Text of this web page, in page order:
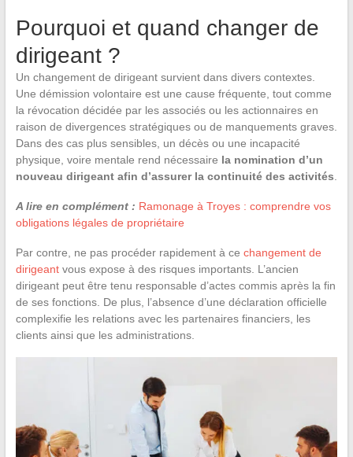
Pourquoi et quand changer de
dirigeant ?
Un changement de dirigeant survient dans divers contextes.
Une démission volontaire est une cause fréquente, tout comme
la révocation décidée par les associés ou les actionnaires en
raison de divergences stratégiques ou de manquements graves.
Dans des cas plus sensibles, un décès ou une incapacité
physique, voire mentale rend nécessaire la nomination d’un
nouveau dirigeant afin d’assurer la continuité des activités.
A lire en complément : Ramonage à Troyes : comprendre vos
obligations légales de propriétaire
Par contre, ne pas procéder rapidement à ce changement de
dirigeant vous expose à des risques importants. L’ancien
dirigeant peut être tenu responsable d’actes commis après la fin
de ses fonctions. De plus, l’absence d’une déclaration officielle
complexifie les relations avec les partenaires financiers, les
clients ainsi que les administrations.